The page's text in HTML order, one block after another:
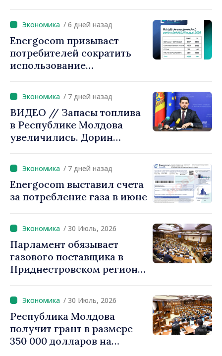
Председатель парламента
Игорь Гросу:
«Правительство
предложит решения, мы не
можем оставить людей
цен»
/ 6 дней назад
Energocom призывает
потребителей сократить
использование
/ 7 дней назад
ВИДЕО // Запасы топлива
в Республике Молдова
увеличились. Дорин
меры дают результаты»
/ 7 дней назад
Energocom выставил счета
за потребление газа в июне
/ 30 Июль, 2026
Парламент обязывает
газового поставщика в
Приднестровском регионе
запасы
/ 30 Июль, 2026
Республика Молдова
получит грант в размере
350 000 долларов на